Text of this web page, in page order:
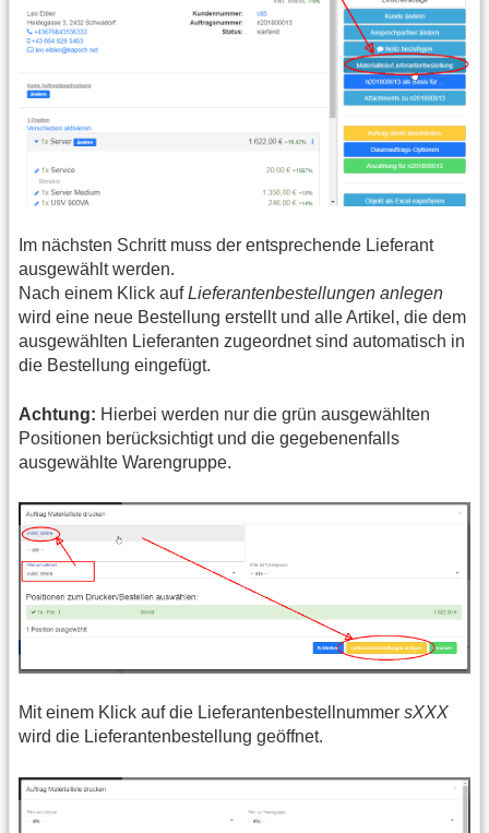
Im nächsten Schritt muss der entsprechende Lieferant
ausgewählt werden.
Nach einem Klick aufLieferantenbestellungen anlegen
wird eine neue Bestellung erstellt und alle Artikel, die dem
ausgewählten Lieferanten zugeordnet sind automatisch in
die Bestellung eingefügt.
Achtung: Hierbei werden nur die grün ausgewählten
Positionen berücksichtigt und die gegebenenfalls
ausgewählte Warengruppe.
Mit einem Klick auf die Lieferantenbestellnummer sXXX
wird die Lieferantenbestellung geöffnet.